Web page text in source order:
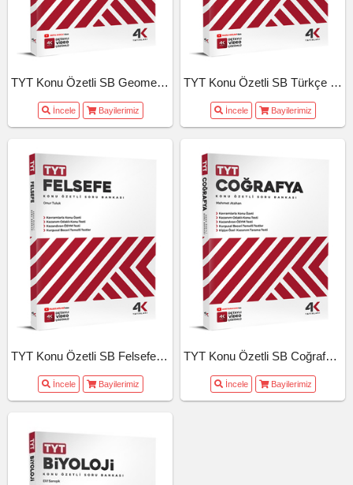
TYT Konu Özetli SB Geometri (26-27)
İncele Bayilerimiz
TYT Konu Özetli SB Türkçe (26-27)
İncele Bayilerimiz
TYT Konu Özetli SB Felsefe (26-27)
İncele Bayilerimiz
TYT Konu Özetli SB Coğrafya (26-27)
İncele Bayilerimiz